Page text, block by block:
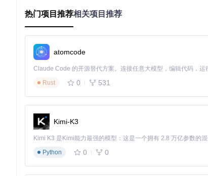
团队成熟度：自动化测试覆盖率低于80%时，不宜直接
常见故障图谱与应对方案
⚠️ 流量切换失败：提前验证负载均衡器配置，准备手动
署前进行基准测试，设置CPU、内存、响应时间等关键指
实战案例分析：大型电商平台的零故障部署
环境准备：基于Kubernetes构建蓝绿两套集群，共享
部署流程：新版本先部署至绿环境，通过自动化冒烟测
流量控制：采用"10%-50%-100%"的渐进式切换策略
监控体系：实时监控错误率、响应时间和业务指标，设
热门项目推荐相关项目推荐
atomcode
Rust
0 531
Kimi-K3
Python
0 0